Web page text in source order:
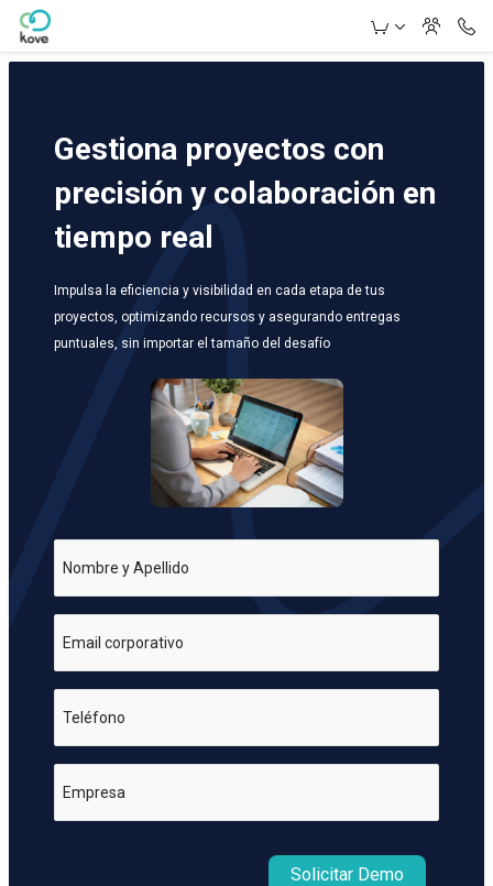
Skip to Main Content
Gestiona proyectos con
precisión y colaboración en
tiempo real
Impulsa la eficiencia y visibilidad en cada etapa de tus
proyectos, optimizando recursos y asegurando entregas
puntuales, sin importar el tamaño del desafío
Nombre y Apellido
Email corporativo
Teléfono
Empresa
Solicitar Demo